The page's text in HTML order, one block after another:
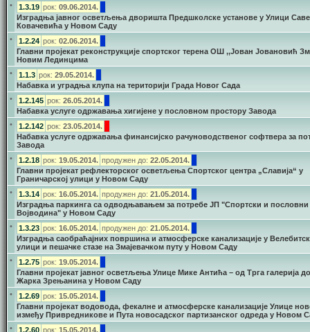
•
1.3.19 рок: 09.06.2014.
Изградња јавног осветљења дворишта Предшколске установе у Улици Саве
Ковачевића у Новом Саду
•
1.2.24 рок: 02.06.2014.
Главни пројекат реконструкције спортског терена ОШ ,,Јован Јовановић
Новим Лединцима
•
1.1.3 рок: 29.05.2014.
Набавка и уградња клупа на територији Града Новог Сада
•
1.2.145 рок: 26.05.2014.
Набавка услуге одржавања хигијене у пословном простору Завода
•
1.2.142 рок: 23.05.2014.
Набавка услуге одржавања финансијско рачуноводственог софтвера за
Завода
•
1.2.18 рок: 19.05.2014. продужен до: 22.05.2014.
Главни пројекат рефлекторског осветљења Спортског центра „Славија“ у
Граничарској улици у Новом Саду
•
1.3.14 рок: 16.05.2014. продужен до: 21.05.2014.
Изградња паркинга са одводњавањем за потребе ЈП "Спортски и пословни
Војводина" у Новом Саду
•
1.3.23 рок: 16.05.2014. продужен до: 21.05.2014.
Изградња саобраћајних површина и атмосферске канализације у
улици и пешачке стазе на Змајевачком путу у Новом Саду
•
1.2.75 рок: 19.05.2014.
Главни пројекат јавног осветљења Улице Мике Антића – од Трга галерија
Жарка Зрењанина у Новом Саду
•
1.2.69 рок: 15.05.2014.
Главни пројекат водовода, фекалне и атмосферске канализације Улице
између Привредникове и Пута новосадског партизанског одреда у Новом
•
1.2.60 рок: 15.05.2014.